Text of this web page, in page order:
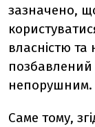
зазначено,
власністю
позбавлений
непорушним.
Саме тому,